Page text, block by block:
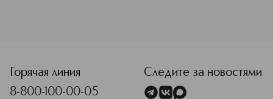
Горячая линия
8-800-100-00-05
Следите за новостями